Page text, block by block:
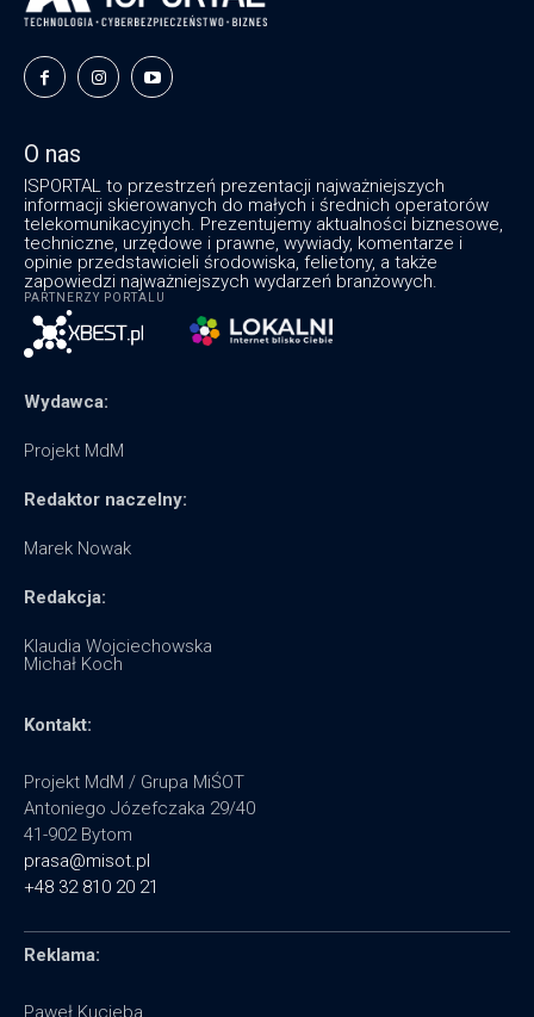
O nas
ISPORTAL to przestrzeń prezentacji najważniejszych
informacji skierowanych do małych i średnich operatorów
telekomunikacyjnych. Prezentujemy aktualności biznesowe,
techniczne, urzędowe i prawne, wywiady, komentarze i
opinie przedstawicieli środowiska, felietony, a także
zapowiedzi najważniejszych wydarzeń branżowych.
PARTNERZY PORTALU
Wydawca:
Projekt MdM
Redaktor naczelny:
Marek Nowak
Redakcja:
Klaudia Wojciechowska
Michał Koch
Kontakt:
Projekt MdM / Grupa MiŚOT
Antoniego Józefczaka 29/40
41-902 Bytom
prasa@misot.pl
+48 32 810 20 21
Reklama:
Paweł Kucieba